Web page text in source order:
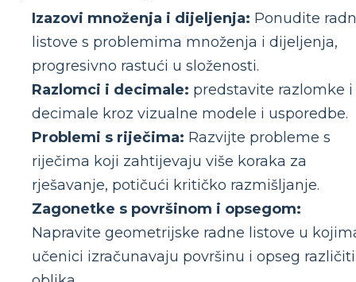
Izazovi množenja i dijeljenja: Ponudite
listove s problemima množenja i dijeljenja,
progresivno rastući u složenosti.
Razlomci i decimale: predstavite razlomke i
decimale kroz vizualne modele i usporedbe.
Problemi s riječima: Razvijte probleme s
riječima koji zahtijevaju više koraka za
rješavanje, potičući kritičko razmišljanje.
Zagonetke s površinom i opsegom:
Napravite geometrijske radne listove u
učenici izračunavaju površinu i opseg